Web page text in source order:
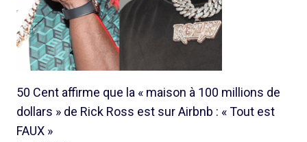
50 Cent affirme que la « maison à 100 millions de
dollars » de Rick Ross est sur Airbnb : « Tout est
FAUX »